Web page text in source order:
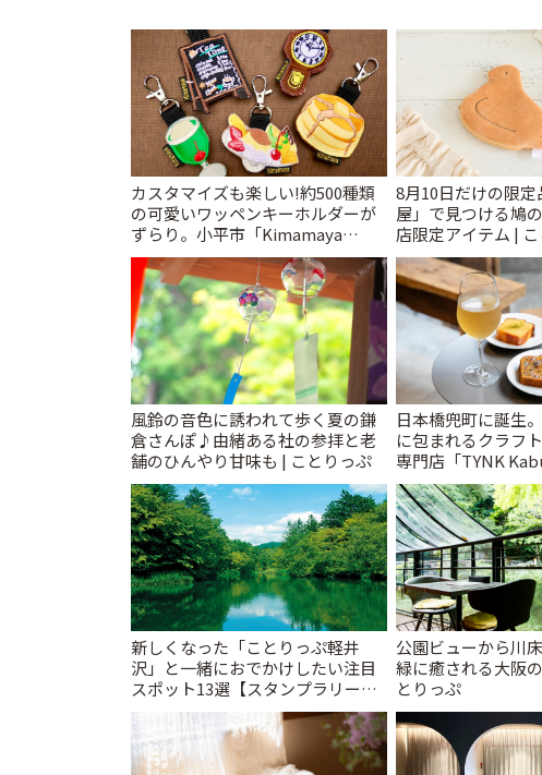
カスタマイズも楽しい!約500種類
の可愛いワッペンキーホルダーが
ずらり。小平市「Kimamaya
T&K」 | ことりっぷ
8月10日だけの限
屋」で見つける鳩
店限定アイテム |
風鈴の音色に誘われて歩く夏の鎌
倉さんぽ♪由緒ある社の参拝と老
舗のひんやり甘味も | ことりっぷ
日本橋兜町に誕生
に包まれるクラフ
専門店「TYNK
とりっぷ
新しくなった「ことりっぷ軽井
沢」と一緒におでかけしたい注目
スポット13選【スタンプラリー開
催中】 | ことりっぷ
公園ビューから川
緑に癒される大阪
とりっぷ